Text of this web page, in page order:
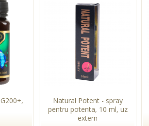
Natural Potent - spray
pentru potenta, 10 ml, uz
extern